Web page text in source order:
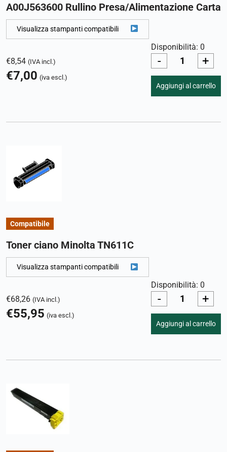
A00J563600 Rullino Presa/Alimentazione Carta
Visualizza stampanti compatibili
€8,54 (IVA incl.)
€7,00 (iva escl.)
Disponibilità: 0
- +
Aggiungi al carrello
Compatibile
Toner ciano Minolta TN611C
Visualizza stampanti compatibili
€68,26 (IVA incl.)
€55,95 (iva escl.)
Disponibilità: 0
- +
Aggiungi al carrello